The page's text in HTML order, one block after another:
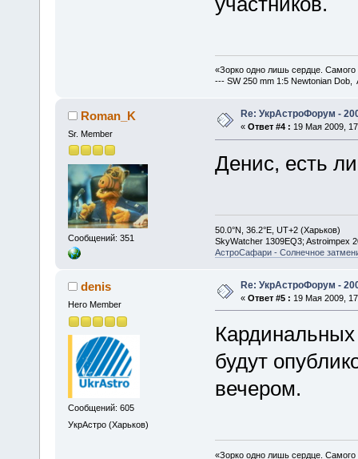
«Зорко одно лишь сердце.
--- SW 250 mm 1:5 Newtonian
Roman_K
Sr. Member
Сообщений: 351
Re: УкрАстроФорум -
« Ответ #4 : 19 Мая 2009,
Денис, есть
50.0°N, 36.2°E, UT+2 (Харьков)
SkyWatcher 1309EQ3; Astroimpex
АстроСафари - Солнечное
denis
Hero Member
Сообщений: 605
УкрАстро (Харьков)
Re: УкрАстроФорум -
« Ответ #5 : 19 Мая 2009,
Кардинальных
будут
вечером.
«Зорко одно лишь сердце.